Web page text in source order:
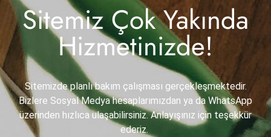
Sitemiz Çok Yakında
Hizmetinizde!
Sitemizde planlı bakım çalışması gerçekleşmektedir.
Bizlere Sosyal Medya hesaplarımızdan ya da WhatsApp
üzerinden hızlıca ulaşabilirsiniz. Anlayışınız için teşekkür
ederiz.